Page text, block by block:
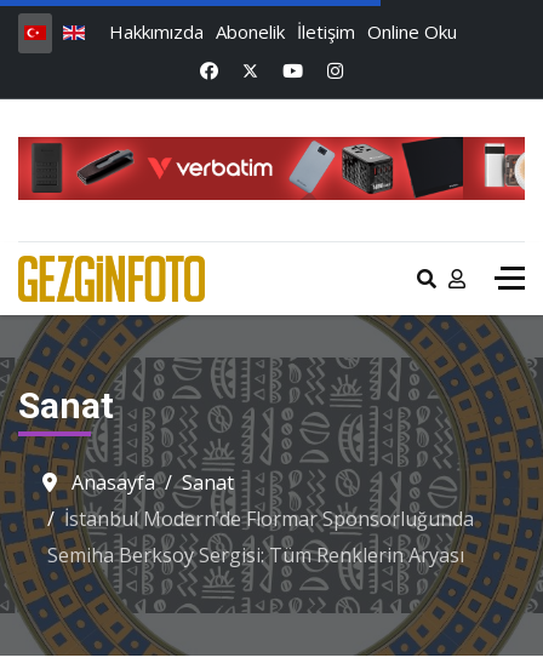
Hakkımızda Abonelik İletişim Online Oku
Sanat
Anasayfa
Sanat
İstanbul Modern’de Flormar Sponsorluğunda
Semiha Berksoy Sergisi: Tüm Renklerin Aryası